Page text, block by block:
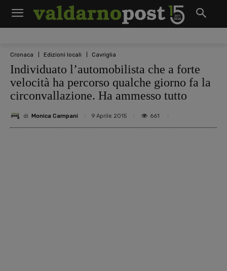
Cronaca Edizioni locali Cavriglia
Individuato l’automobilista che a forte
velocità ha percorso qualche giorno fa la
circonvallazione. Ha ammesso tutto
di Monica Campani 9 Aprile 2015 661